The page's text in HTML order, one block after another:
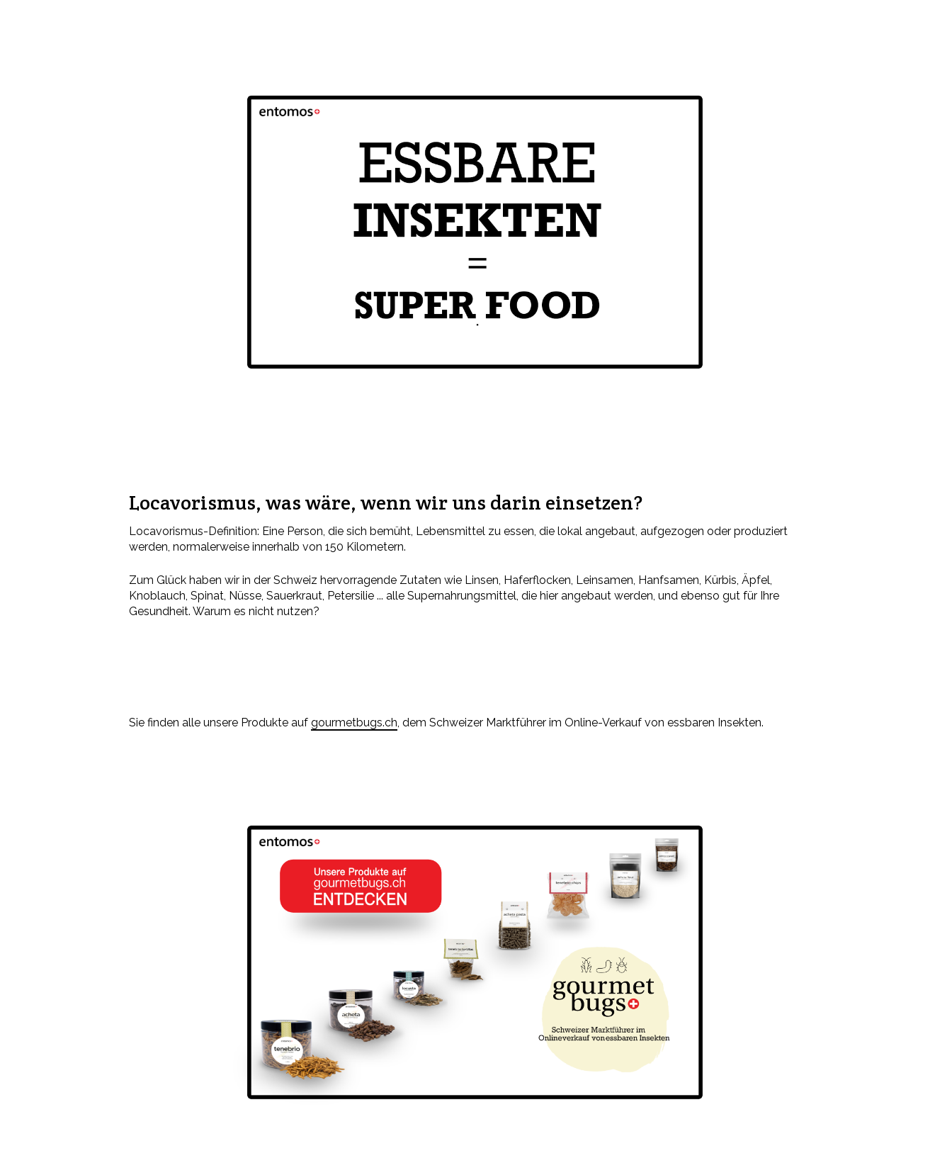
Locavorismus, was wäre, wenn wir uns darin einsetzen?
Locavorismus-Definition: Eine Person, die sich bemüht, Lebensmittel zu essen, die lokal angebaut, aufgezogen oder produziert
werden, normalerweise innerhalb von 150 Kilometern.
Zum Glück haben wir in der Schweiz hervorragende Zutaten wie Linsen, Haferflocken, Leinsamen, Hanfsamen, Kürbis, Äpfel,
Knoblauch, Spinat, Nüsse, Sauerkraut, Petersilie ... alle Supernahrungsmittel, die hier angebaut werden, und ebenso gut für Ihre
Gesundheit. Warum es nicht nutzen?
Sie finden alle unsere Produkte auf gourmetbugs.ch, dem Schweizer Marktführer im Online-Verkauf von essbaren Insekten.